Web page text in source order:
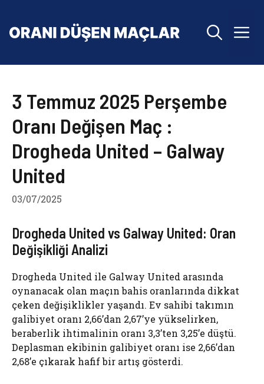
3 Temmuz 2025 Perşembe
Oranı Değişen Maç :
Drogheda United – Galway
United
03/07/2025
Drogheda United vs Galway United: Oran
Değişikliği Analizi
Drogheda United ile Galway United arasında
oynanacak olan maçın bahis oranlarında dikkat
çeken değişiklikler yaşandı. Ev sahibi takımın
galibiyet oranı 2,66’dan 2,67’ye yükselirken,
beraberlik ihtimalinin oranı 3,3’ten 3,25’e düştü.
Deplasman ekibinin galibiyet oranı ise 2,66’dan
2,68’e çıkarak hafif bir artış gösterdi.